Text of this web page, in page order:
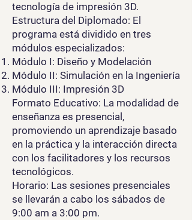
tecnología de impresión 3D.
Estructura del Diplomado: El
programa está dividido en tres
módulos especializados:
Módulo I: Diseño y Modelación
Módulo II: Simulación en la Ingeniería
Módulo III: Impresión 3D
Formato Educativo: La modalidad de
enseñanza es presencial,
promoviendo un aprendizaje basado
en la práctica y la interacción directa
con los facilitadores y los recursos
tecnológicos.
Horario: Las sesiones presenciales
se llevarán a cabo los sábados de
9:00 am a 3:00 pm.